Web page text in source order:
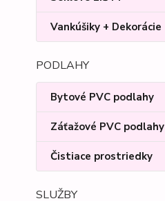
Vankúšiky + Dekorácie
PODLAHY
Bytové PVC podlahy
Záťažové PVC podlahy
Čistiace prostriedky
SLUŽBY